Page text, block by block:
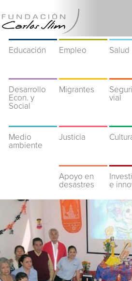
Educación Empleo Salud
Desarrollo
Econ. y
Social
Migrantes
vial
Medio
ambiente
Justicia
Apoyo en
desastres
e